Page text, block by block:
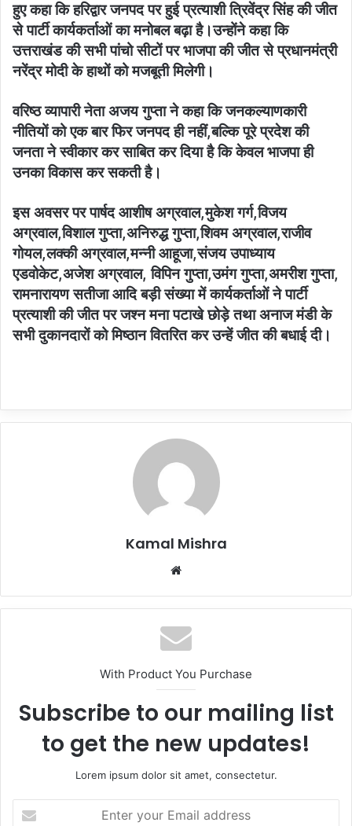
हुए कहा कि हरिद्वार जनपद पर हुई प्रत्याशी त्रिवेंद्र सिंह की जीत
से पार्टी कार्यकर्ताओं का मनोबल बढ़ा है।उन्होंने कहा कि
उत्तराखंड की सभी पांचो सीटों पर भाजपा की जीत से प्रधानमंत्री
नरेंद्र मोदी के हाथों को मजबूती मिलेगी।
वरिष्ठ व्यापारी नेता अजय गुप्ता ने कहा कि जनकल्याणकारी
नीतियों को एक बार फिर जनपद ही नहीं,बल्कि पूरे प्रदेश की
जनता ने स्वीकार कर साबित कर दिया है कि केवल भाजपा ही
उनका विकास कर सकती है।
इस अवसर पर पार्षद आशीष अग्रवाल,मुकेश गर्ग,विजय
अग्रवाल,विशाल गुप्ता,अनिरुद्ध गुप्ता,शिवम अग्रवाल,राजीव
गोयल,लक्की अग्रवाल,मन्नी आहूजा,संजय उपाध्याय
एडवोकेट,अजेश अग्रवाल, विपिन गुप्ता,उमंग गुप्ता,अमरीश गुप्ता,
रामनारायण सतीजा आदि बड़ी संख्या में कार्यकर्ताओं ने पार्टी
प्रत्याशी की जीत पर जश्न मना पटाखे छोड़े तथा अनाज मंडी के
सभी दुकानदारों को मिष्ठान वितरित कर उन्हें जीत की बधाई दी।
Kamal Mishra
Website
With Product You Purchase
Subscribe to our mailing list
to get the new updates!
Lorem ipsum dolor sit amet, consectetur.
your